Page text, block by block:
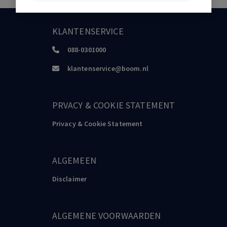
KLANTENSERVICE
088-0301000
klantenservice@boom.nl
PRVACY & COOKIE STATEMENT
Privacy & Cookie Statement
ALGEMEEN
Disclaimer
ALGEMENE VOORWAARDEN